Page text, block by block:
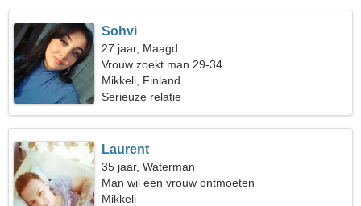
Sohvi
27 jaar, Maagd
Vrouw zoekt man 29-34
Mikkeli, Finland
Serieuze relatie
Laurent
35 jaar, Waterman
Man wil een vrouw ontmoeten
Mikkeli